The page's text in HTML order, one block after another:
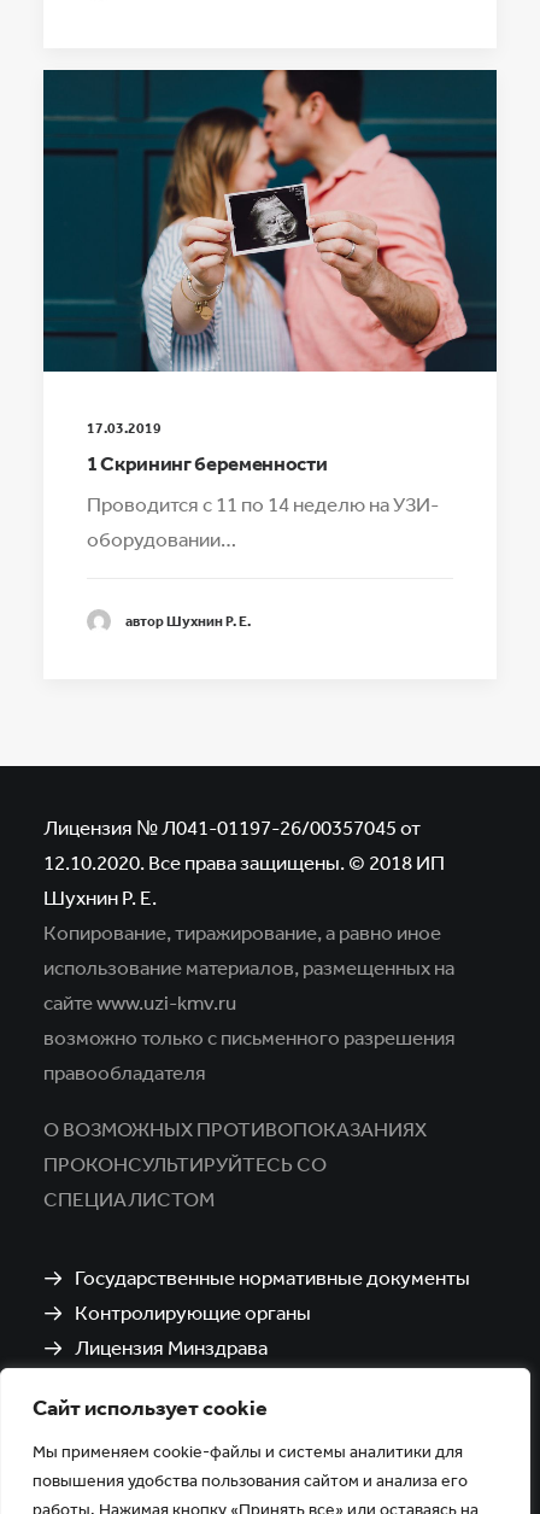
Сайт использует cookie
Мы применяем cookie-файлы и системы аналитики для
повышения удобства пользования сайтом и анализа его
работы. Нажимая кнопку «Принять все» или оставаясь на
17.03.2019
1 Скрининг беременности
Проводится с 11 по 14 неделю на УЗИ-
оборудовании…
автор Шухнин Р. Е.
Лицензия № Л041-01197-26/00357045 от
12.10.2020. Все права защищены. © 2018 ИП
Шухнин Р. Е.
Копирование, тиражирование, а равно иное
использование материалов,размещенных на
сайте www.uzi-kmv.ru
возможно только с письменного разрешения
правообладателя
О ВОЗМОЖНЫХ ПРОТИВОПОКАЗАНИЯХ
ПРОКОНСУЛЬТИРУЙТЕСЬ СО
СПЕЦИАЛИСТОМ
Государственные нормативные документы
Контролирующие органы
Лицензия Минздрава
Политика обработки и защиты персональных
данных